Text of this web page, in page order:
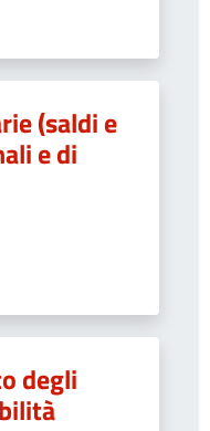
(saldi e
e di
degli